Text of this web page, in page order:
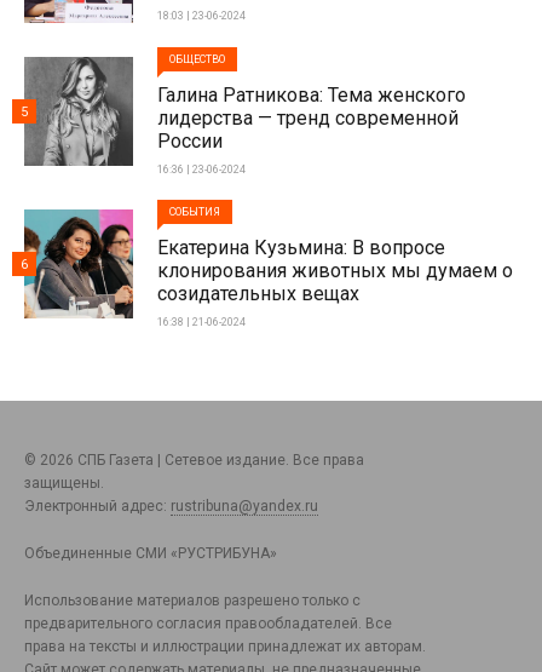
18:03 | 23-06-2024
ОБЩЕСТВО
Галина Ратникова: Тема женского
лидерства — тренд современной
России
16:36 | 23-06-2024
5
СОБЫТИЯ
Екатерина Кузьмина: В вопросе
клонирования животных мы думаем о
созидательных вещах
16:38 | 21-06-2024
6
© 2026 СПБ Газета | Сетевое издание. Все права
защищены.
Электронный адрес: rustribuna@yandex.ru
Объединенные СМИ «РУСТРИБУНА»
Использование материалов разрешено только с
предварительного согласия правообладателей. Все
права на тексты и иллюстрации принадлежат их авторам.